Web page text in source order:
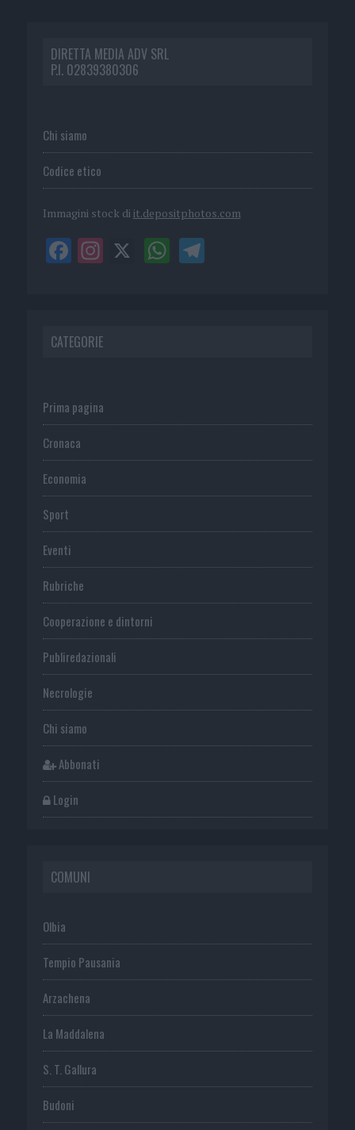
DIRETTA MEDIA ADV SRL
P.I. 02839380306
Chi siamo
Codice etico
Immagini stock di it.depositphotos.com
CATEGORIE
Prima pagina
Cronaca
Economia
Sport
Eventi
Rubriche
Cooperazione e dintorni
Publiredazionali
Necrologie
Chi siamo
Abbonati
Login
COMUNI
Olbia
Tempio Pausania
Arzachena
La Maddalena
S. T. Gallura
Budoni